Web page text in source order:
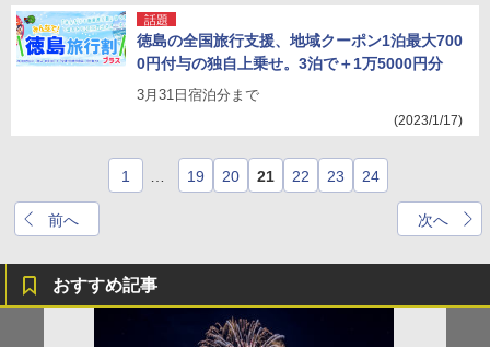
話題
徳島の全国旅行支援、地域クーポン1泊最大700
0円付与の独自上乗せ。3泊で＋1万5000円分
3月31日宿泊分まで
(2023/1/17)
前へ
1 19 20 21 22 23 24
次へ
おすすめ記事